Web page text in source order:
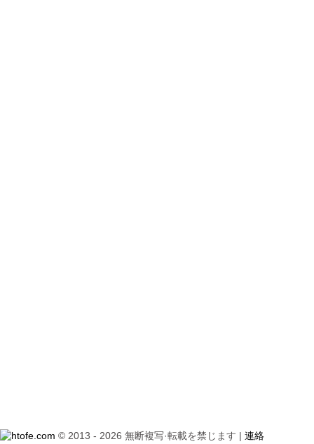
© 2013 - 2026 無断複写·転載を禁じます | 連絡